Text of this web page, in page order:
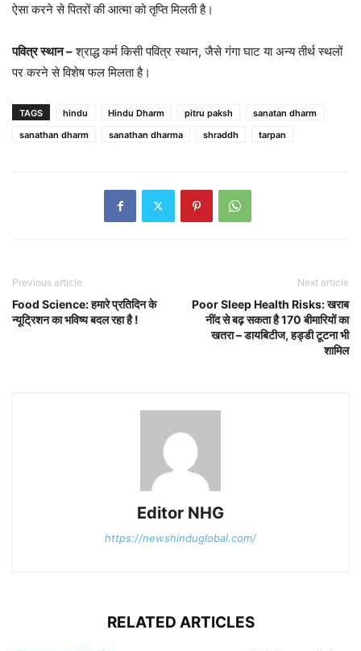
ऐसा करने से पितरों की आत्मा को तृप्ति मिलती है।
पवित्र स्थान –श्राद्ध कर्म किसी पवित्र स्थान, जैसे गंगा घाट या अन्य तीर्थ स्थलों
पर करने से विशेष फल मिलता है।
TAGS hindu Hindu Dharm pitru paksh
sanatan dharm
sanathan dharm
sanathan dharma shraddh tarpan
Previous article
Food Science: हमारे प्रतिदिन के
न्यूट्रिशन का भविष्य बदल रहा है !
Next article
Poor Sleep Health Risks: खराब
नींद से बढ़ सकता है 170 बीमारियों का
खतरा – डायबिटीज, हड्डी टूटना भी
शामिल
Editor NHG
https://newshinduglobal.com/
RELATED ARTICLES